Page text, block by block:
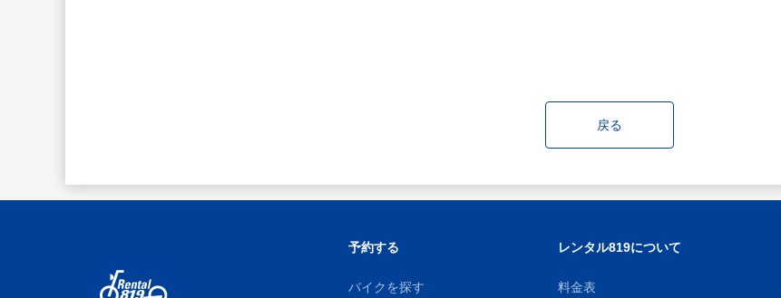
戻る
予約する
バイクを探す
レンタル819について
料金表